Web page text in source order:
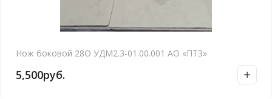
Нож боковой 28О УДМ2.3-01.00.001 АО «ПТЗ»
5,500руб.